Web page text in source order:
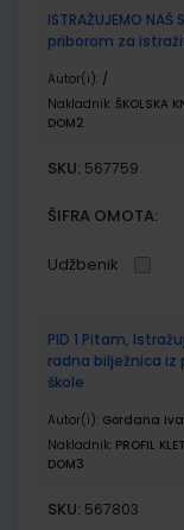
ISTRAŽUJEMO
priborom za
Autor(i): /
Nakladnik: ŠKOLSKA
DOM2
SKU: 567759
ŠIFRA OMOTA:
Udžbenik
PID 1 Pitam,
radna bilježnica iz
škole
Autor(i): Gordana
Nakladnik: PROFIL
DOM3
SKU: 567803